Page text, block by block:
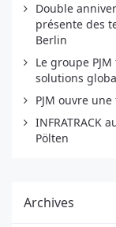
Double
présente des
Berlin
Le groupe
solutions
PJM ouvre
INFRATRACK
Pölten
Archives